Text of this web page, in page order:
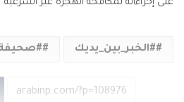
على إجراءاته لمكافحة الهجرة غير الشرعية.
#الخبر_بين_يديك